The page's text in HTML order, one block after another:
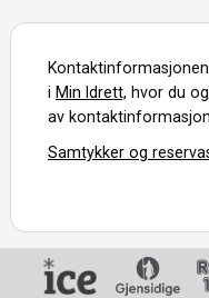
iMin Idrett, hvor du
av
Samtykker og